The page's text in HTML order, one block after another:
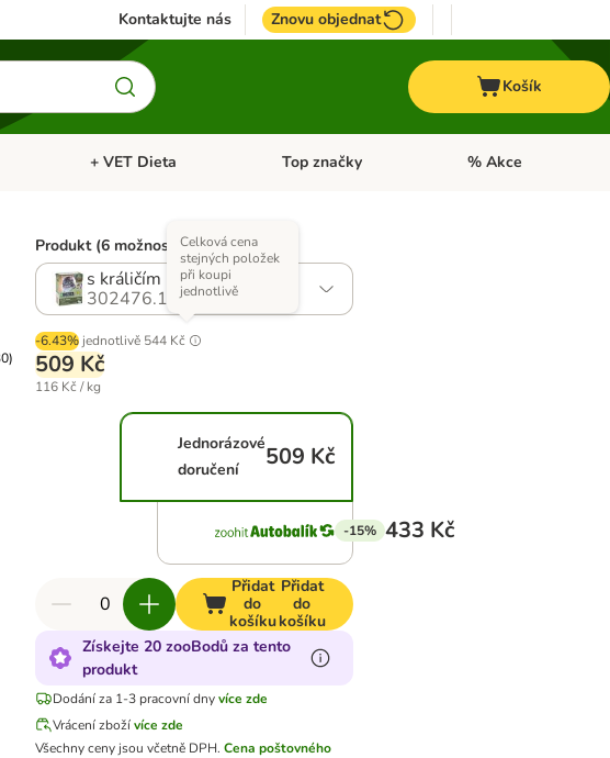
Kontaktujte nás Znovu objednat
Košík
AkvaristikaOtevřít menu: Koně
+ VET Dieta Otevřít menu: + VET Dieta
Top značky Otevřít menu: Top
% Akce
)
Produkt (6 možností)
s králičím masem
302476.18
-6.43% jednotlivě 544 Kč
Celková cena
stejných položek
při koupi
jednotlivě
509 Kč
116 Kč / kg
Jednorázové
doručení
509 Kč
-15% 433 Kč
Přidat
do
košíku
Přidat
do
košíku
Získejte 20 zooBodů za tento
produkt
Dodání za 1-3 pracovní dny více zde
Vrácení zbožívíce zde
Všechny ceny jsou včetně DPH. Cena poštovného